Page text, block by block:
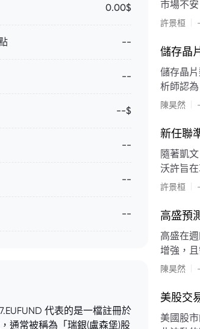
0.00$
--
--
--$
--
--
--
代表的是一檔註冊於
通常被稱為「瑞銀(盧森堡)股
市場不
素限制
許景桓
儲存晶
儲存晶
析師認
限的支
陳昊然
新任聯
隨著凱
沃許旨
計畫重
許景桓
高盛預
高盛在
增強，
蘭特原
其影響
口受阻
陳昊然
美股交
美國股